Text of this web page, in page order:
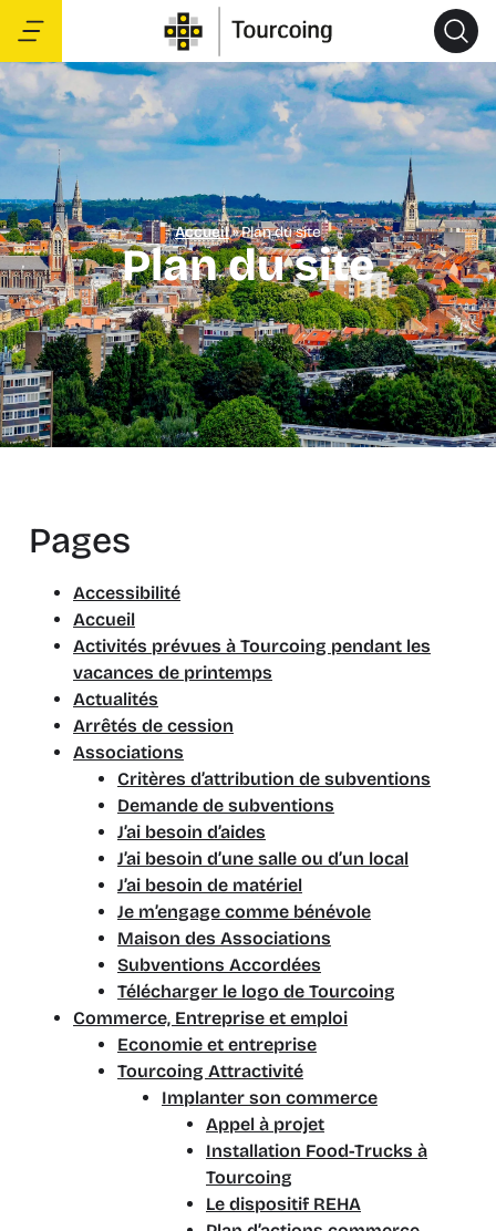
Accueil»Plan du site
Plan du site
Pages
Accessibilité
Accueil
Activités prévues à Tourcoing pendant les
vacances de printemps
Actualités
Arrêtés de cession
Associations
Critères d’attribution de subventions
Demande de subventions
J’ai besoin d’aides
J’ai besoin d’une salle ou d’un local
J’ai besoin de matériel
Je m’engage comme bénévole
Maison des Associations
Subventions Accordées
Télécharger le logo de Tourcoing
Commerce, Entreprise et emploi
Economie et entreprise
Tourcoing Attractivité
Implanter son commerce
Appel à projet
Installation Food-Trucks à
Tourcoing
Le dispositif REHA